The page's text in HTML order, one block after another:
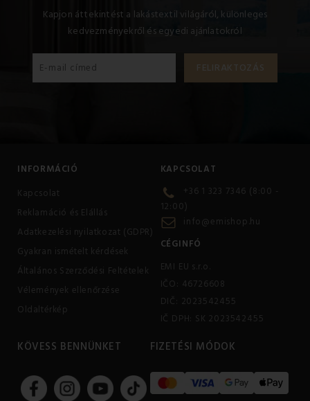
Kapjon áttekintést a lakástextil világáról, különleges
kedvezményekről és egyedi ajánlatokról
INFORMÁCIÓ
Kapcsolat
Reklamáció és Elállás
Adatkezelési nyilatkozat (GDPR)
Gyakran ismételt kérdések
Általános Szerződési Feltételek
Vélemények ellenőrzése
Oldaltérkép
KAPCSOLAT
+36 1 323 7346 (8:00 -
12:00)
info@emishop.hu
CÉGINFÓ
EMI EU s.r.o.
IČO: 46726608
DIČ: 2023542455
IČ DPH: SK 2023542455
KÖVESS BENNÜNKET FIZETÉSI MÓDOK